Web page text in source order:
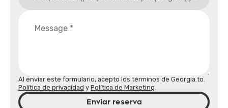
Al enviar este formulario, acepto los términos de Georgia.to.
Política de privacidad y Política de Marketing.
Enviar reserva